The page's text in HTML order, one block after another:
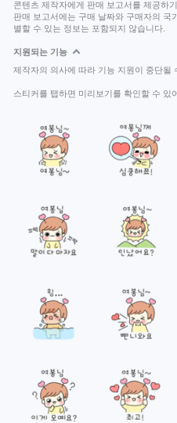
콘텐츠 제작자에게 판매 보고서를 제공하
판매 보고서에는 구매 날짜와 구매자의 국
별할 수 있는 정보는 포함되지 않습니다.
지원되는 기능
제작자의 의사에 따라 기능 지원이 중단될
스티커를 탭하면 미리보기를 확인할 수 있